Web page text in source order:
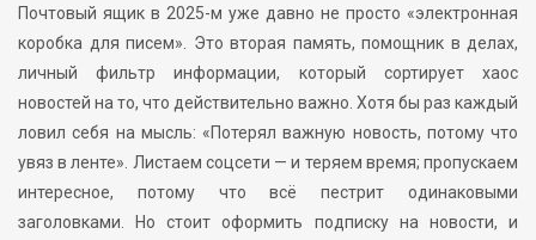
Почтовый ящик в 2025-м уже давно не просто «электронная
коробка для писем». Это вторая память, помощник в делах,
личный фильтр информации, который сортирует хаос
новостей на то, что действительно важно. Хотя бы раз каждый
ловил себя на мысль: «Потерял важную новость, потому что
увяз в ленте». Листаем соцсети — и теряем время; пропускаем
интересное, потому что всё пестрит одинаковыми
заголовками. Но стоит оформить подписку на новости, и